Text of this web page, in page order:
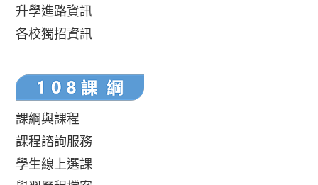
升學進路資訊
各校獨招資訊
課綱與課程
課程諮詢服務
學生線上選課